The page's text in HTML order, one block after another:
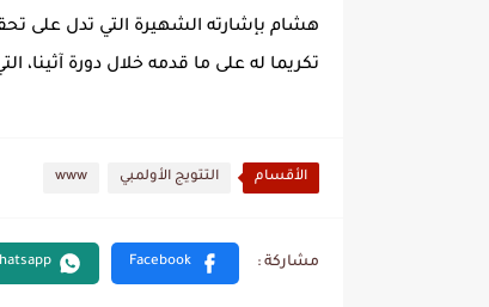
هشام بإشارته الشهيرة التي تدل على
تكريما له على ما قدمه خلال دورة آثينا،
الأقسام التتويج الأولمبي www